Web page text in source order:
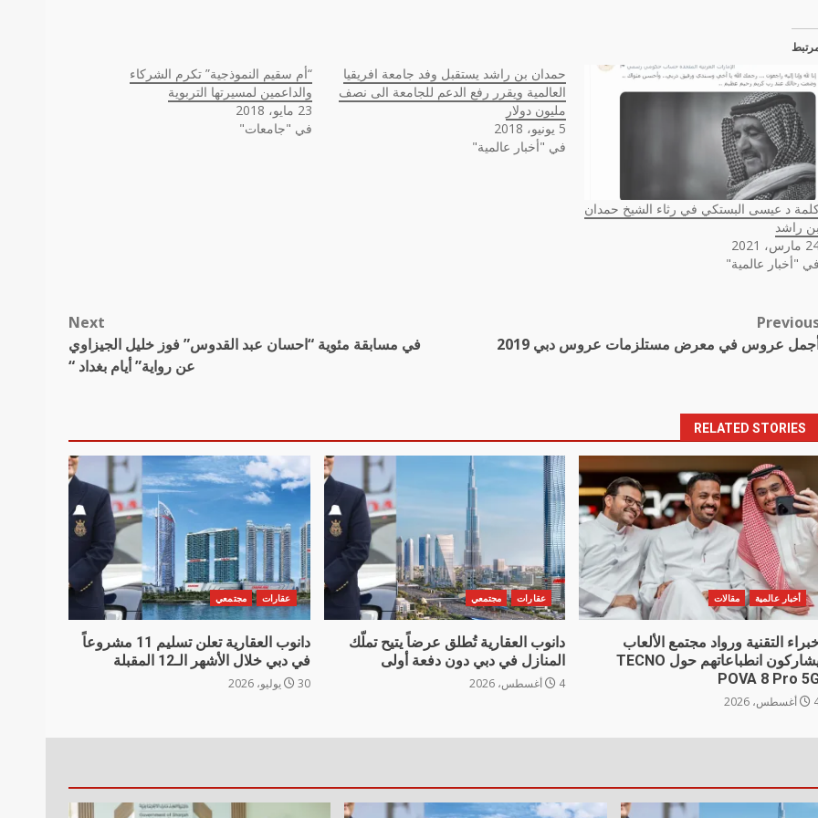
د عيسى البستكي في رثاء الشيخ حمدان
بن راشد
2021
في "أخبار عالمية"
حمدان بن راشد يستقبل وفد جامعة افريقيا
العالمية ويقرر رفع الدعم للجامعة الى نصف
مليون دولار
5 يونيو، 2018
في "أخبار عالمية"
“أم سقيم النموذجية” تكرم الشركاء
والداعمين لمسيرتها التربوية
23 مايو، 2018
في "جامعات"
navigation
عروس في معرض مستلزمات عروس دبي 2019
Next
في مسابقة مئوية “احسان عبد القدوس” فوز خليل الجيزاوي
عن رواية” أيام بغداد “
RELATED STORIES
أخبار عالمية مقالات
التقنية ورواد مجتمع الألعاب
يشاركون انطباعاتهم حول TECNO
POVA 8 Pro
2026
عقارات مجتمعي
دانوب العقارية تُطلق عرضاً يتيح تملّك
المنازل في دبي دون دفعة أولى
4 أغسطس، 2026
عقارات مجتمعي
دانوب العقارية تعلن تسليم 11 مشروعاً
في دبي خلال الأشهر الـ12 المقبلة
30 يوليو، 2026